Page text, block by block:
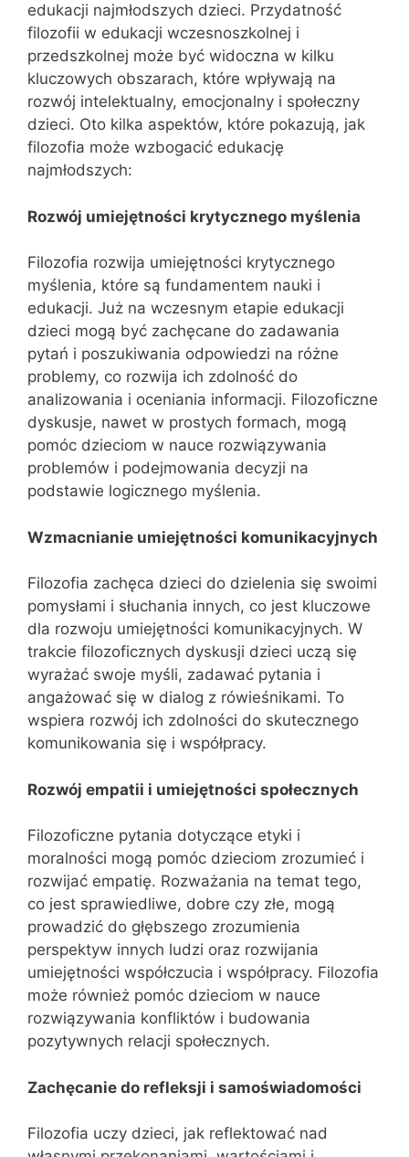
edukacji najmłodszych dzieci. Przydatność
filozofii w edukacji wczesnoszkolnej i
przedszkolnej może być widoczna w kilku
kluczowych obszarach, które wpływają na
rozwój intelektualny, emocjonalny i społeczny
dzieci. Oto kilka aspektów, które pokazują, jak
filozofia może wzbogacić edukację
najmłodszych:
Rozwój umiejętności krytycznego myślenia
Filozofia rozwija umiejętności krytycznego
myślenia, które są fundamentem nauki i
edukacji. Już na wczesnym etapie edukacji
dzieci mogą być zachęcane do zadawania
pytań i poszukiwania odpowiedzi na różne
problemy, co rozwija ich zdolność do
analizowania i oceniania informacji. Filozoficzne
dyskusje, nawet w prostych formach, mogą
pomóc dzieciom w nauce rozwiązywania
problemów i podejmowania decyzji na
podstawie logicznego myślenia.
Wzmacnianie umiejętności komunikacyjnych
Filozofia zachęca dzieci do dzielenia się swoimi
pomysłami i słuchania innych, co jest kluczowe
dla rozwoju umiejętności komunikacyjnych. W
trakcie filozoficznych dyskusji dzieci uczą się
wyrażać swoje myśli, zadawać pytania i
angażować się w dialog z rówieśnikami. To
wspiera rozwój ich zdolności do skutecznego
komunikowania się i współpracy.
Rozwój empatii i umiejętności społecznych
Filozoficzne pytania dotyczące etyki i
moralności mogą pomóc dzieciom zrozumieć i
rozwijać empatię. Rozważania na temat tego,
co jest sprawiedliwe, dobre czy złe, mogą
prowadzić do głębszego zrozumienia
perspektyw innych ludzi oraz rozwijania
umiejętności współczucia i współpracy. Filozofia
może również pomóc dzieciom w nauce
rozwiązywania konfliktów i budowania
pozytywnych relacji społecznych.
Zachęcanie do refleksji i samoświadomości
Filozofia uczy dzieci, jak reflektować nad